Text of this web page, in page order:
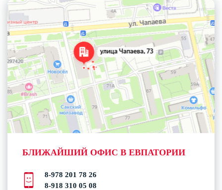
БЛИЖАЙШИЙ ОФИС В ЕВПАТОРИИ
8-978 201 78 26
8-918 310 05 08